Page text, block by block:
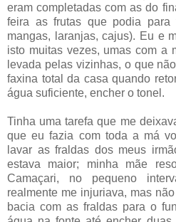
eram completadas com as do
feira as frutas que podia para
mangas, laranjas, cajus). Eu e
isto muitas vezes, umas com a
levada pelas vizinhas, o que
faxina total da casa quando
água suficiente, encher o tonel.
Tinha uma tarefa que me
que eu fazia com toda a má
lavar as fraldas dos meus
estava maior; minha mãe
Camaçari, no pequeno
realmente me injuriava, mas
bacia com as fraldas para o